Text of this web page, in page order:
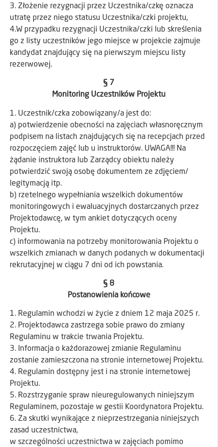
3. Złożenie rezygnacji przez Uczestnika/czkę oznacza
utratę przez niego statusu Uczestnika/czki projektu,
4.W przypadku rezygnacji Uczestnika/czki lub skreślenia
go z listy uczestników jego miejsce w projekcie zajmuje
kandydat znajdujący się na pierwszym miejscu listy
rezerwowej.
§ 7
Monitoring Uczestników Projektu
1. Uczestnik/czka zobowiązany/a jest do:
a) potwierdzenie obecności na zajęciach własnoręcznym
podpisem na listach znajdujących się na recepcjach przed
rozpoczęciem zajęć lub u instruktorów. UWAGA!!! Na
żądanie instruktora lub Zarządcy obiektu należy
potwierdzić swoją osobę dokumentem ze zdjęciem/
legitymacją itp.
b) rzetelnego wypełniania wszelkich dokumentów
monitoringowych i ewaluacyjnych dostarczanych przez
Projektodawcę, w tym ankiet dotyczących oceny
Projektu.
c) informowania na potrzeby monitorowania Projektu o
wszelkich zmianach w danych podanych w dokumentacji
rekrutacyjnej w ciągu 7 dni od ich powstania.
§ 8
Postanowienia końcowe
1. Regulamin wchodzi w życie z dniem 12 maja 2025 r.
2. Projektodawca zastrzega sobie prawo do zmiany
Regulaminu w trakcie trwania Projektu.
3. Informacja o każdorazowej zmianie Regulaminu
zostanie zamieszczona na stronie internetowej Projektu.
4. Regulamin dostępny jest i na stronie internetowej
Projektu.
5. Rozstrzyganie spraw nieuregulowanych niniejszym
Regulaminem, pozostaje w gestii Koordynatora Projektu.
6. Za skutki wynikające z nieprzestrzegania niniejszych
zasad uczestnictwa,
w szczególności uczestnictwa w zajęciach pomimo